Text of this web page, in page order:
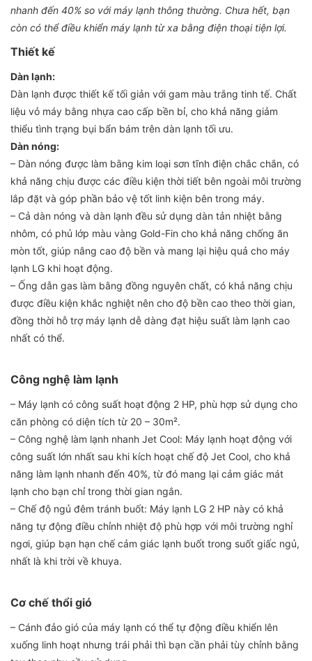
nhanh đến 40% so với máy lạnh thông thường. Chưa hết, bạn
còn có thể điều khiển máy lạnh từ xa bằng điện thoại tiện lợi.
Thiết kế
Dàn lạnh:
Dàn lạnh được thiết kế tối giản với gam màu trắng tinh tế. Chất
liệu vỏ máy bằng nhựa cao cấp bền bỉ, cho khả năng giảm
thiểu tình trạng bụi bẩn bám trên dàn lạnh tối ưu.
Dàn nóng:
– Dàn nóng được làm bằng kim loại sơn tĩnh điện chắc chắn, có
khả năng chịu được các điều kiện thời tiết bên ngoài môi trường
lắp đặt và góp phần bảo vệ tốt linh kiện bên trong máy.
– Cả dàn nóng và dàn lạnh đều sử dụng dàn tản nhiệt bằng
nhôm, có phủ lớp màu vàng Gold-Fin cho khả năng chống ăn
mòn tốt, giúp nâng cao độ bền và mang lại hiệu quả cho máy
lạnh LG khi hoạt động.
– Ống dẫn gas làm bằng đồng nguyên chất, có khả năng chịu
được điều kiện khắc nghiệt nên cho độ bền cao theo thời gian,
đồng thời hỗ trợ máy lạnh dễ dàng đạt hiệu suất làm lạnh cao
nhất có thể.
Công nghệ làm lạnh
– Máy lạnh có công suất hoạt động 2 HP, phù hợp sử dụng cho
căn phòng có diện tích từ 20 – 30m².
– Công nghệ làm lạnh nhanh Jet Cool: Máy lạnh hoạt động với
công suất lớn nhất sau khi kích hoạt chế độ Jet Cool, cho khả
năng làm lạnh nhanh đến 40%, từ đó mang lại cảm giác mát
lạnh cho bạn chỉ trong thời gian ngắn.
– Chế độ ngủ đêm tránh buốt: Máy lạnh LG 2 HP này có khả
năng tự động điều chỉnh nhiệt độ phù hợp với môi trường nghỉ
ngơi, giúp bạn hạn chế cảm giác lạnh buốt trong suốt giấc ngủ,
nhất là khi trời về khuya.
Cơ chế thổi gió
– Cánh đảo gió của máy lạnh có thể tự động điều khiển lên
xuống linh hoạt nhưng trái phải thì bạn cần phải tùy chỉnh bằng